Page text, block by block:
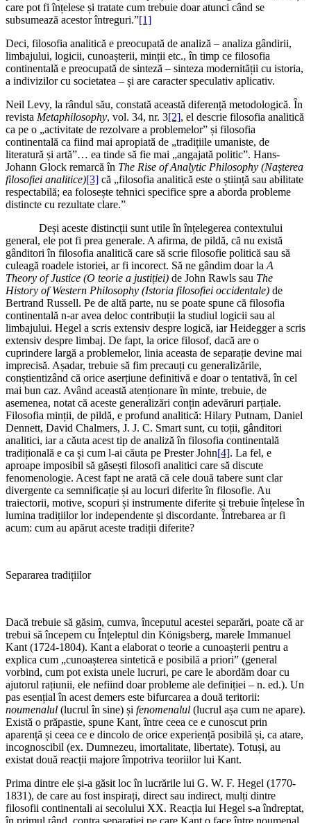
care pot fi înțelese și tratate cum trebuie doar atunci când se
subsumează acestor întreguri.”[1]
Deci, filosofia analitică e preocupată de analiză – analiza gândirii,
limbajului, logicii, cunoașterii, minții etc., în timp ce filosofia
continentală e preocupată de sinteză – sinteza modernității cu istoria,
a indivizilor cu societatea – și are caracter speculativ aplicativ.
Neil Levy, la rândul său, constată această diferență metodologică. În
revista Metaphilosophy, vol. 34, nr. 3[2], el descrie filosofia analitică
ca pe o „activitate de rezolvare a problemelor” și filosofia
continentală ca fiind mai apropiată de „tradițiile umaniste, de
literatură și artă”… ea tinde să fie mai „angajată politic”. Hans-
Johann Glock remarcă în The Rise of Analytic Philosophy (Nașterea
filosofiei analitice)[3] că „filosofia analitică este o știință sau abilitate
respectabilă; ea folosește tehnici specifice spre a aborda probleme
distincte cu rezultate clare.”
Deși aceste distincții sunt utile în înțelegerea contextului
general, ele pot fi prea generale. A afirma, de pildă, că nu există
gânditori în filosofia analitică care să scrie filosofie politică sau să
culeagă roadele istoriei, ar fi incorect. Să ne gândim doar la A
Theory of Justice (O teorie a justiției) de John Rawls sau The
History of Western Philosophy (Istoria filosofiei occidentale) de
Bertrand Russell. Pe de altă parte, nu se poate spune că filosofia
continentală n-ar avea deloc contribuții la studiul logicii sau al
limbajului. Hegel a scris extensiv despre logică, iar Heidegger a scris
extensiv despre limbaj. De fapt, la orice filosof, dacă are o
cuprindere largă a problemelor, linia aceasta de separație devine mai
imprecisă. Așadar, trebuie să fim precauți cu generalizările,
conștientizând că orice aserțiune definitivă e doar o tentativă, în cel
mai bun caz. Având această atenționare în minte, trebuie, de
asemenea, notat că aceste generalizări conțin adevăruri parțiale.
Filosofia minții, de pildă, e profund analitică: Hilary Putnam, Daniel
Dennett, David Chalmers, J. J. C. Smart sunt, cu toții, gânditori
analitici, iar a căuta acest tip de analiză în filosofia continentală
tradițională e ca și cum l-ai căuta pe Prester John[4]. La fel, e
aproape imposibil să găsești filosofi analitici care să discute
fenomenologie. Acest fapt ne arată că cele două tabere sunt clar
divergente ca semnificație și au locuri diferite în filosofie. Au
traiectorii, motive, scopuri și instrumente diferite și trebuie înțelese în
lumina tradițiilor lor independente și discordante. Întrebarea ar fi
acum: cum au apărut aceste tradiții diferite?
Separarea tradițiilor
Dacă trebuie să găsim, cumva, începutul acestei separări, poate că ar
trebui să începem cu Înțeleptul din Königsberg, marele Immanuel
Kant (1724-1804). Kant a elaborat o teorie a cunoașterii pentru a
explica cum „cunoașterea sintetică e posibilă a priori” (general
vorbind, cum pot exista unele lucruri, pe care le abordăm doar cu
ajutorul rațiunii, ele nefiind doar probleme ale definiției – n. ed.). Un
pas esențial în acest demers este bifurcarea a două teritorii:
noumenalul (lucrul în sine) și fenomenalul (lucrul așa cum ne apare).
Există o prăpastie, spune Kant, între ceea ce e cunoscut prin
aparență și ceea ce e dincolo de orice experiență posibilă și, ca atare,
incognoscibil (ex. Dumnezeu, imortalitate, libertate). Totuși, au
existat două reacții majore împotriva teoriilor lui Kant.
Prima dintre ele și-a găsit loc în lucrările lui G. W. F. Hegel (1770-
1831), de care au fost inspirați, direct sau indirect, mulți dintre
filosofii continentali ai secolului XX. Reacția lui Hegel s-a îndreptat,
în primul rând, contra separației pe care Kant o face între noumenal